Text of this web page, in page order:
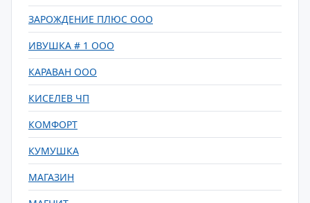
ЗАРОЖДЕНИЕ ПЛЮС ООО
ИВУШКА # 1 ООО
КАРАВАН ООО
КИСЕЛЕВ ЧП
КОМФОРТ
КУМУШКА
МАГАЗИН